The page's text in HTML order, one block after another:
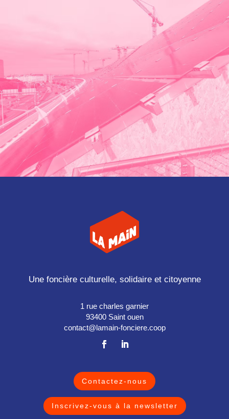
Une foncière culturelle, solidaire et citoyenne
1 rue charles garnier
93400 Saint ouen
contact@lamain-fonciere.coop
Contactez-nous
Inscrivez-vous à la newsletter